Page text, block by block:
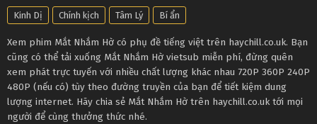
Kinh Dị Chính kịch Tâm Lý Bí ẩn
Xem phim Mắt Nhắm Hờ có phụ đề tiếng việt trên haychill.co.uk. Bạn
cũng có thể tải xuống Mắt Nhắm Hờ vietsub miễn phí, đừng quên
xem phát trực tuyến với nhiều chất lượng khác nhau 720P 360P 240P
480P (nếu có) tùy theo đường truyền của bạn để tiết kiệm dung
lượng internet. Hãy chia sẻ Mắt Nhắm Hờ trên haychill.co.uk tới mọi
người để cùng thưởng thức nhé.